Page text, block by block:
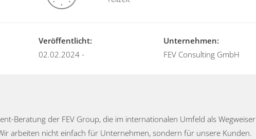
Veröffentlicht:
02.02.2024 -
Unternehmen:
FEV Consulting GmbH
Beratung der FEV Group, die im internationalen Umfeld als Wegweiser
arbeiten nicht einfach für Unternehmen, sondern für unsere Kunden.